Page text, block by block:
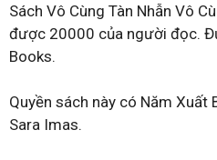
Sách Vô Cùng Tàn Nhẫn Vô
được 20000 của người đọc.
Books.
Quyền sách này có Năm Xuất
Sara Imas.